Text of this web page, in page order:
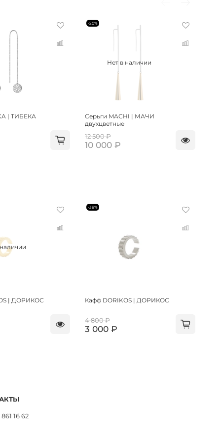
| ТИБЕКА
Нет в наличии
-20%
Серьги MACHI | МАЧИ
двухцветные
12 500 ₽
10 000 ₽
| ДОРИКОС
-38%
Кафф DORIKOS | ДОРИКОС
4 800 ₽
3 000 ₽
16 62